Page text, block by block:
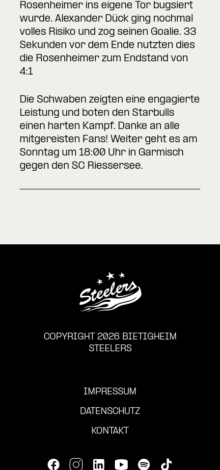
Rosenheimer ins eigene Tor bugsiert
wurde. Alexander Dück ging nochmal
volles Risiko und zog seinen Goalie. 33
Sekunden vor dem Ende nutzten dies
die Rosenheimer zum Endstand von
4:1
Die Schwaben zeigten eine engagierte
Leistung und boten den Starbulls
einen harten Kampf. Danke an alle
mitgereisten Fans! Weiter geht es am
Sonntag um 18:00 Uhr in Garmisch
gegen den SC Riessersee.
COPYRIGHT 2026 BIETIGHEIM
STEELERS
IMPRESSUM
DATENSCHUTZ
KONTAKT